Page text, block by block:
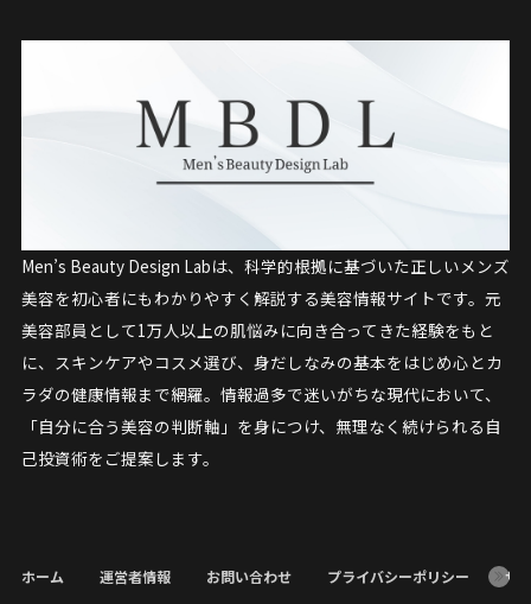
Men’s Beauty Design Labは、科学的根拠に基づいた正しいメンズ
美容を初心者にもわかりやすく解説する美容情報サイトです。元
美容部員として1万人以上の肌悩みに向き合ってきた経験をもと
に、スキンケアやコスメ選び、身だしなみの基本をはじめ心とカ
ラダの健康情報まで網羅。情報過多で迷いがちな現代において、
「自分に合う美容の判断軸」を身につけ、無理なく続けられる自
己投資術をご提案します。
ホーム 運営者情報 お問い合わせ プライバシーポリシー サ